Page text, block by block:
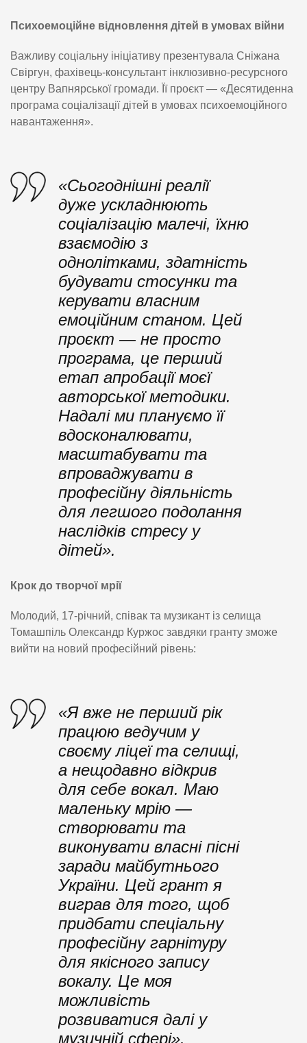
Психоемоційне відновлення дітей в умовах війни
Важливу соціальну ініціативу презентувала Сніжана
Свіргун, фахівець-консультант інклюзивно-ресурсного
центру Вапнярської громади. Її проєкт — «Десятиденна
програма соціалізації дітей в умовах психоемоційного
навантаження».
«Сьогоднішні реалії
дуже ускладнюють
соціалізацію малечі, їхню
взаємодію з
однолітками, здатність
будувати стосунки та
керувати власним
емоційним станом. Цей
проєкт — не просто
програма, це перший
етап апробації моєї
авторської методики.
Надалі ми плануємо її
вдосконалювати,
масштабувати та
впроваджувати в
професійну діяльність
для легшого подолання
наслідків стресу у
дітей».
Крок до творчої мрії
Молодий, 17-річний, співак та музикант із селища
Томашпіль Олександр Куржос завдяки гранту зможе
вийти на новий професійний рівень:
«Я вже не перший рік
працюю ведучим у
своєму ліцеї та селищі,
а нещодавно відкрив
для себе вокал. Маю
маленьку мрію —
створювати та
виконувати власні пісні
заради майбутнього
України. Цей грант я
виграв для того, щоб
придбати спеціальну
професійну гарнітуру
для якісного запису
вокалу. Це моя
можливість
розвиватися далі у
музичній сфері».